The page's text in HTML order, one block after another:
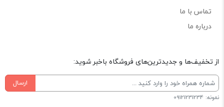
تماس با ما
درباره ما
از تخفیف‌ها و جدیدترین‌های فروشگاه باخبر شوید:
ارسال
نمونه: 09121231234